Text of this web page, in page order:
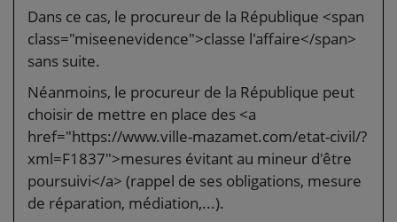
Dans ce cas, le procureur de la République <span
class="miseenevidence">classe l'affaire</span>
sans suite.
Néanmoins, le procureur de la République peut
choisir de mettre en place des <a
href="https://www.ville-mazamet.com/etat-civil/?
xml=F1837">mesures évitant au mineur d'être
poursuivi</a> (rappel de ses obligations, mesure
de réparation, médiation,...).